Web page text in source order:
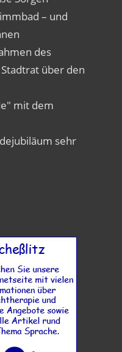
– und
des
über den
mit dem
sehr